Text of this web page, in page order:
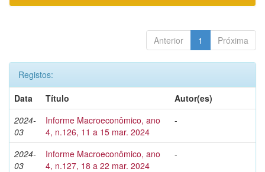
Anterior 1 Próxima
Registos:
Data
Título
Autor(es)
2024-
03
Informe Macroeconômico, ano
4, n.126, 11 a 15 mar. 2024
-
2024-
03
Informe Macroeconômico, ano
4, n.127, 18 a 22 mar. 2024
-